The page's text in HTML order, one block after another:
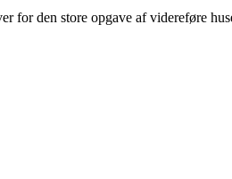
for den store opgave af videreføre